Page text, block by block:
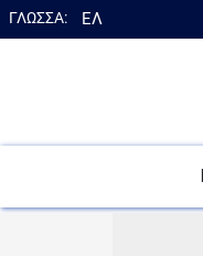
ΓΛΩΣΣΑ: ΕΛ